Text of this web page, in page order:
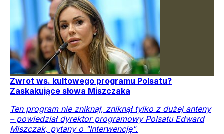
Zwrot ws. kultowego programu Polsatu?
Zaskakujące słowa Miszczaka
Ten program nie zniknął, zniknął tylko z dużej anteny
– powiedział dyrektor programowy Polsatu Edward
Miszczak, pytany o "Interwencję".